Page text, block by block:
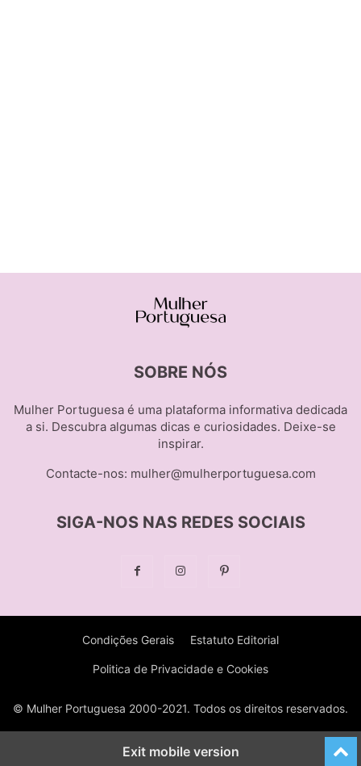
SOBRE NÓS
Mulher Portuguesa é uma plataforma informativa dedicada
a si. Descubra algumas dicas e curiosidades. Deixe-se
inspirar.
Contacte-nos: mulher@mulherportuguesa.com
SIGA-NOS NAS REDES SOCIAIS
Condições Gerais Estatuto Editorial
Politica de Privacidade e Cookies
© Mulher Portuguesa 2000-2021. Todos os direitos reservados.
Exit mobile version